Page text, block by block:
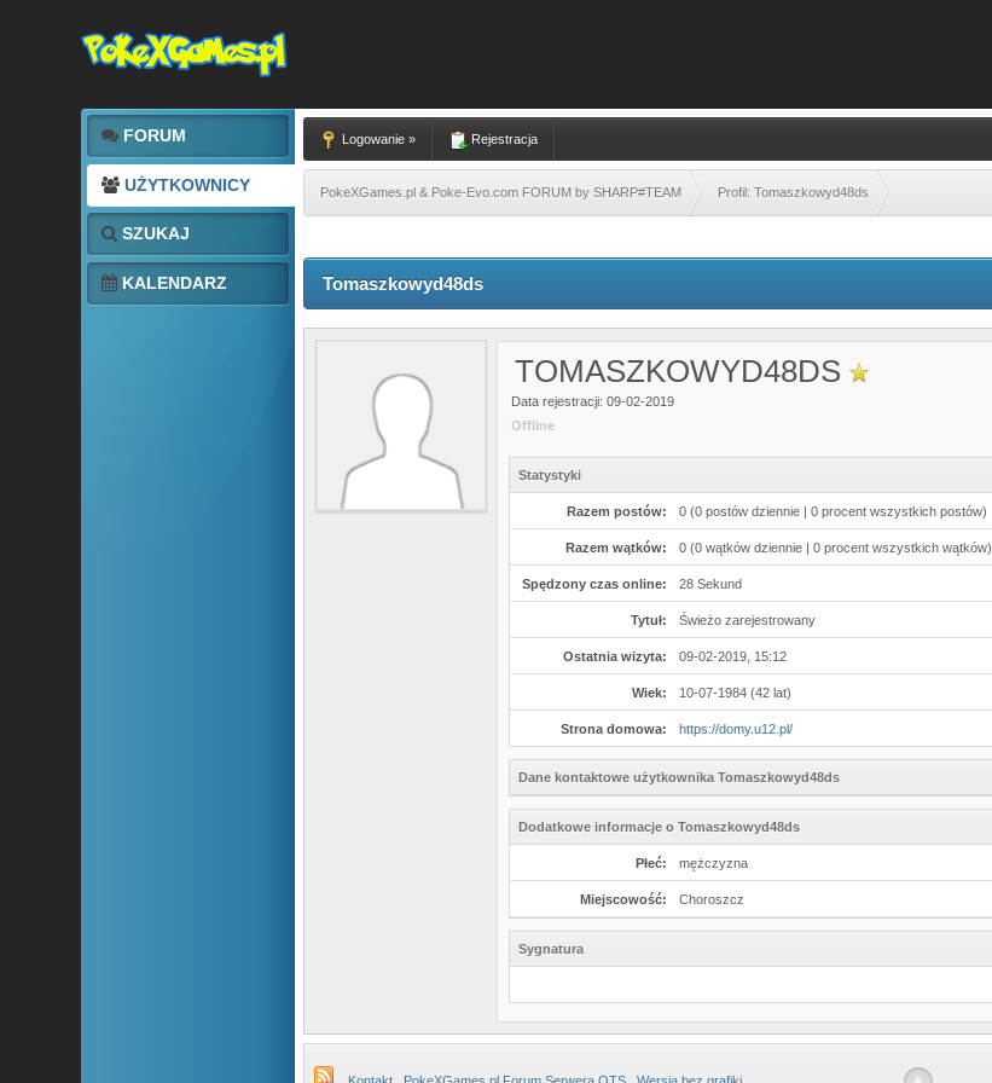
FORUM
UŻYTKOWNICY
SZUKAJ
KALENDARZ
Logowanie » Rejestracja
PokeXGames.pl & Poke-Evo.com FORUM by SHARP#TEAM Profil: Tomaszkowyd48ds
Tomaszkowyd48ds
TOMASZKOWYD48DS
Data rejestracji: 09-02-2019
Offline
Statystyki
Razem postów: 0 (0 postów dziennie | 0 procent wszystkich postów)
Razem wątków: 0 (0 wątków dziennie | 0 procent wszystkich wątków)
Spędzony czas online: 28 Sekund
Tytuł: Świeżo zarejestrowany
Ostatnia wizyta: 09-02-2019, 15:12
Wiek: 10-07-1984 (42 lat)
Strona domowa: https://domy.u12.pl/
Dane kontaktowe użytkownika Tomaszkowyd48ds
Dodatkowe informacje o Tomaszkowyd48ds
Płeć: mężczyzna
Miejscowość: Choroszcz
Sygnatura